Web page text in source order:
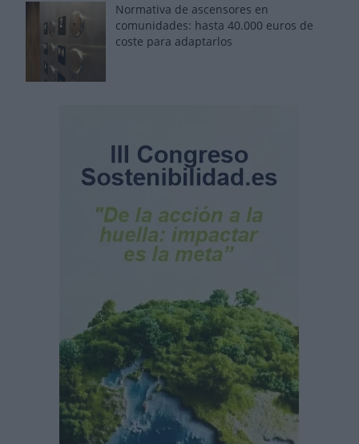
Normativa de ascensores en
comunidades: hasta 40.000 euros de
coste para adaptarlos